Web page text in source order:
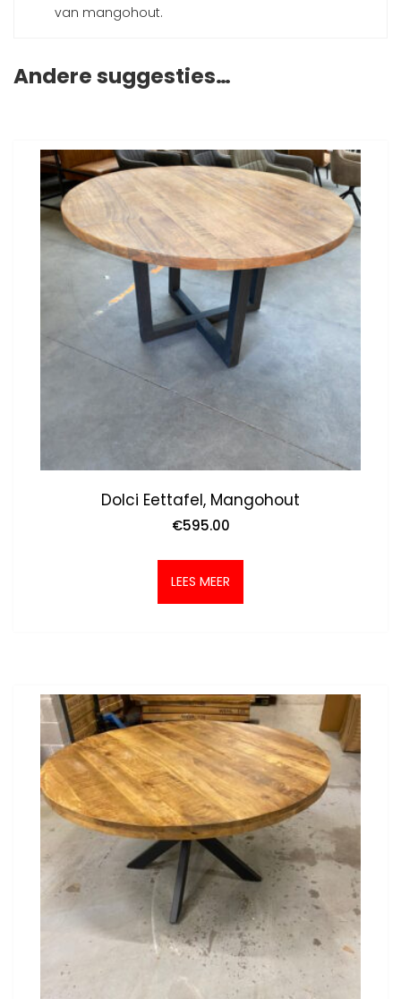
van mangohout.
Andere suggesties…
Dolci Eettafel, Mangohout
€595.00
LEES MEER